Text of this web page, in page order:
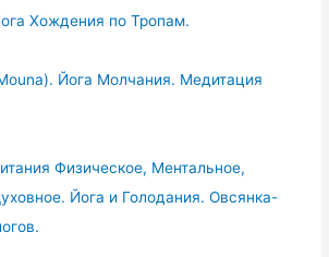
Хождения по Тропам.
Йога Молчания. Медитация
Физическое, Ментальное,
Йога и Голодания. Овсянка-